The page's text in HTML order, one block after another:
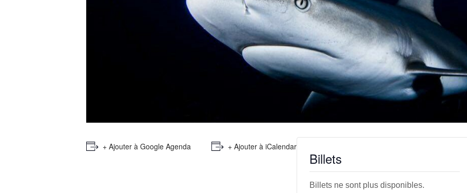
+ Ajouter à Google Agenda + Ajouter à iCalendar
Billets
Billets ne sont plus disponibles.